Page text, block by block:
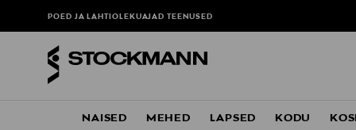
POED JA LAHTIOLEKUAJADTEENUSED
NAISED MEHED LAPSED KODU